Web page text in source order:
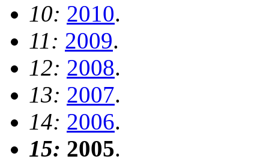
10: 2010.
11: 2009.
12: 2008.
13: 2007.
14: 2006.
15: 2005.